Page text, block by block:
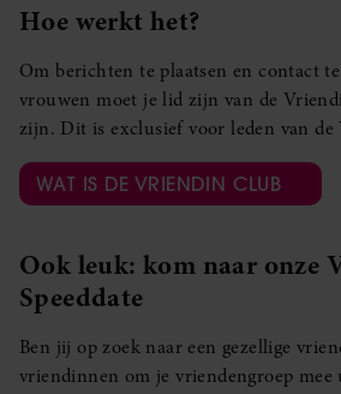
Hoe werkt het?
Om berichten te plaatsen en contact
vrouwen moet je lid zijn van de
zijn. Dit is exclusief voor leden van
WAT IS DE VRIENDIN CLUB
Ook leuk: kom naar onze
Speeddate
Ben jij op zoek naar een gezellige
vriendinnen om je vriendengroep